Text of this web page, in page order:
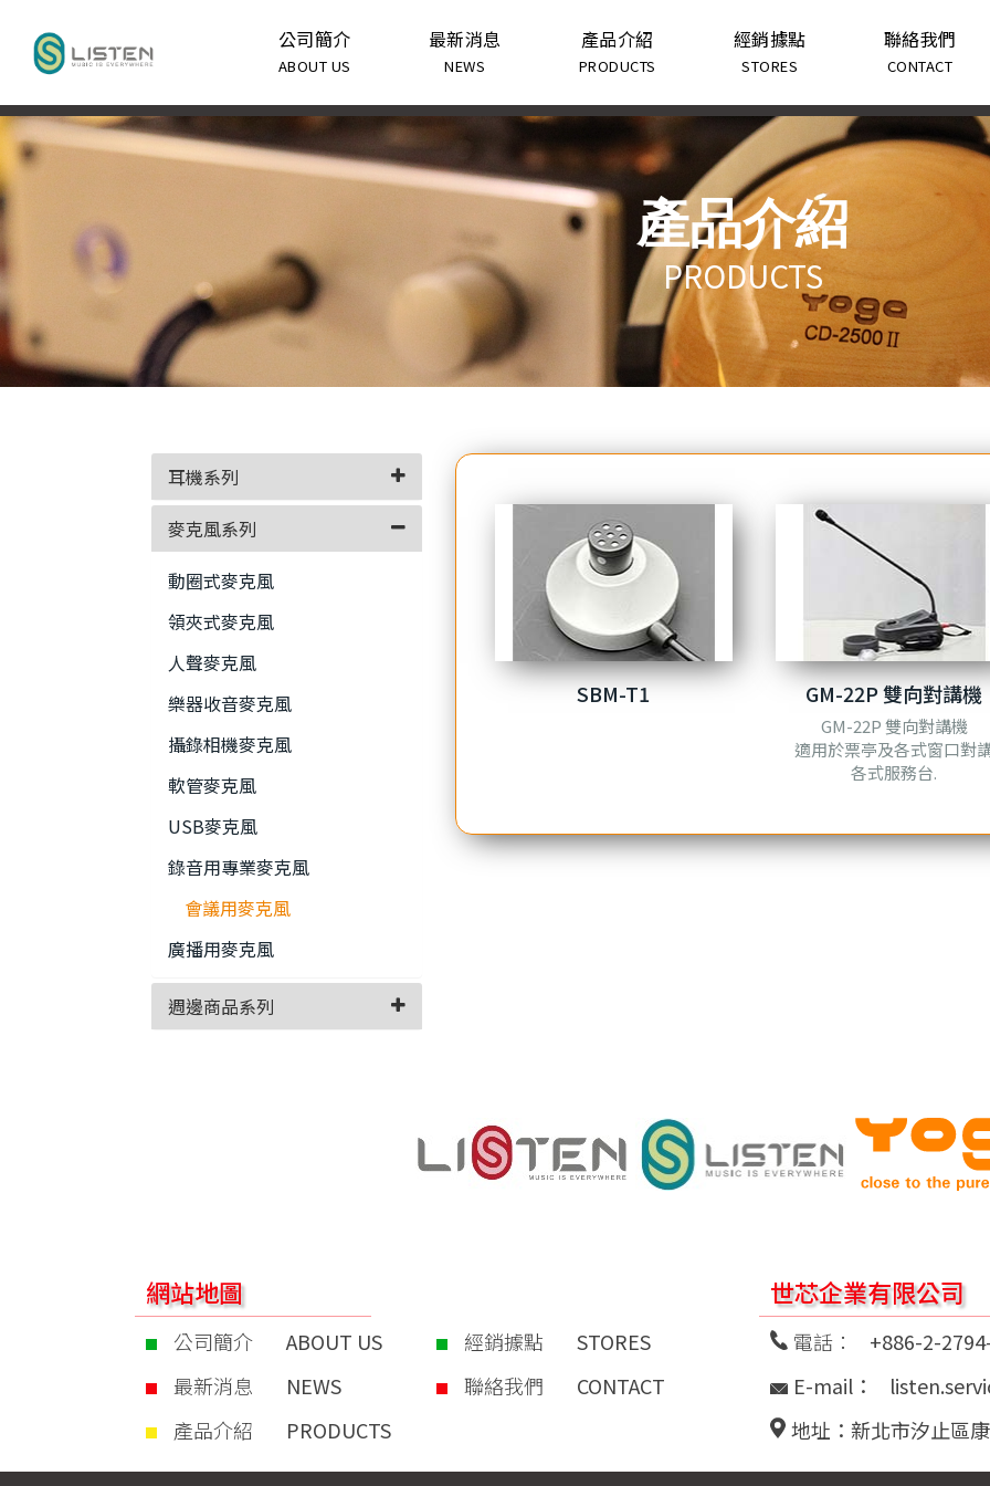
公司簡介
ABOUT US
最新消息
NEWS
產品介紹
PRODUCTS
經銷據點
STORES
聯絡我們
CONTACT
產品介紹
PRODUCTS
耳機系列
麥克風系列
動圈式麥克風
領夾式麥克風
人聲麥克風
樂器收音麥克風
攝錄相機麥克風
軟管麥克風
USB麥克風
錄音用專業麥克風
會議用麥克風
廣播用麥克風
週邊商品系列
SBM-T1 GM-22P 雙向對講機
GM-22P 雙向對講機
適用於票亭及各式窗口對
各式服務台.
網站地圖
公司簡介 ABOUT US 經銷據點
STORES
最新消息
NEWS 聯絡我們
CONTACT
產品介紹
PRODUCTS
世芯企業有限公司
電話：
+886-2-
E-mail：
地址：新北市汐止區